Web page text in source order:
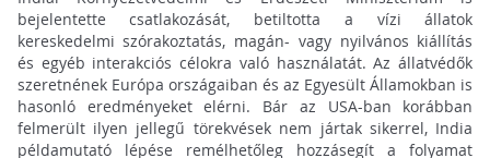
bejelentette csatlakozását, betiltotta a vízi állatok
kereskedelmi szórakoztatás, magán- vagy nyilvános kiállítás
és egyéb interakciós célokra való használatát. Az állatvédők
szeretnének Európa országaiban és az Egyesült Államokban is
hasonló eredményeket elérni. Bár az USA-ban korábban
felmerült ilyen jellegű törekvések nem jártak sikerrel, India
példamutató lépése remélhetőleg hozzásegít a folyamat